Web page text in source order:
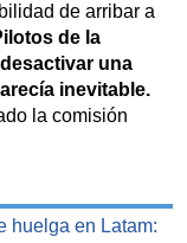
de arribar a
de la
una
inevitable.
la comisión
huelga en Latam: